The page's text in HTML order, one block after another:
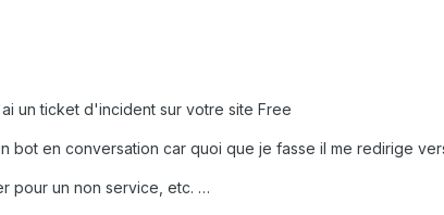
un ticket d'incident sur votre site Free
bot en conversation car quoi que je fasse il me redirige
pour un non service, etc. …